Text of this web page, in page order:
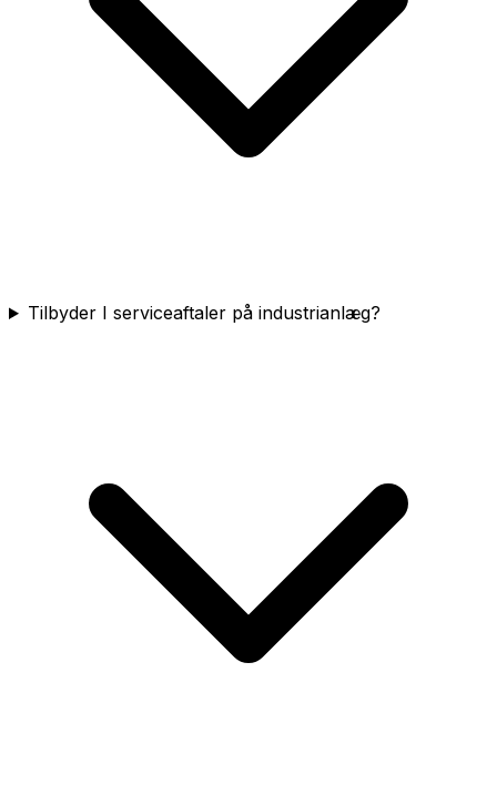
Tilbyder I serviceaftaler på industrianlæg?